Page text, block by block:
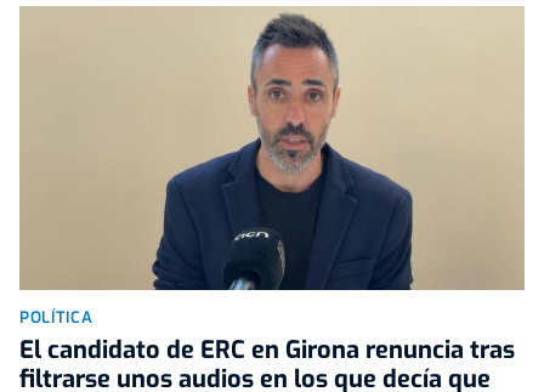
POLÍTICA
El candidato de ERC en Girona renuncia tras
filtrarse unos audios en los que decía que